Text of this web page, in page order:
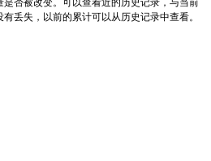
否被改变。可以查看近的历史记录，与当前
丢失，以前的累计可以从历史记录中查看。